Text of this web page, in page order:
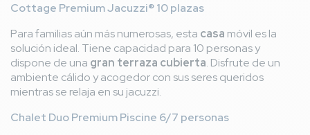
Cottage Premium Jacuzzi® 10 plazas
Para familias aún más numerosas, esta casa móvil es la
solución ideal. Tiene capacidad para 10 personas y
dispone de una gran terraza cubierta. Disfrute de un
ambiente cálido y acogedor con sus seres queridos
mientras se relaja en su jacuzzi.
Chalet Duo Premium Piscine 6/7 personas